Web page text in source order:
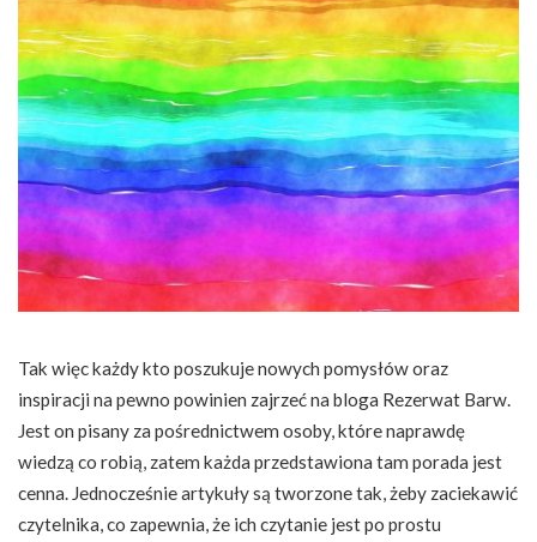
Tak więc każdy kto poszukuje nowych pomysłów oraz
inspiracji na pewno powinien zajrzeć na bloga Rezerwat Barw.
Jest on pisany za pośrednictwem osoby, które naprawdę
wiedzą co robią, zatem każda przedstawiona tam porada jest
cenna. Jednocześnie artykuły są tworzone tak, żeby zaciekawić
czytelnika, co zapewnia, że ich czytanie jest po prostu